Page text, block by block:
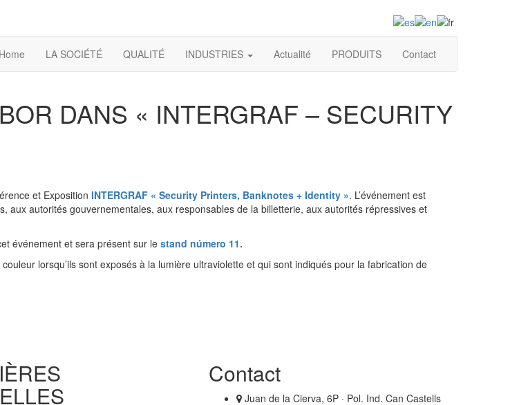
Home LA SOCIÉTÉ QUALITÉ INDUSTRIES Actualité PRODUITS Contact
DANS « INTERGRAF – SECURITY
et Exposition INTERGRAF « Security Printers, Banknotes + Identity ». L’événement est
aux autorités gouvernementales, aux responsables de la billetterie, aux autorités répressives et
événement et sera présent sur le stand número 11.
lorsqu’ils sont exposés à la lumière ultraviolette et qui sont indiqués pour la fabrication de
Contact
Juan de la Cierva, 6P · Pol. Ind. Can Castells